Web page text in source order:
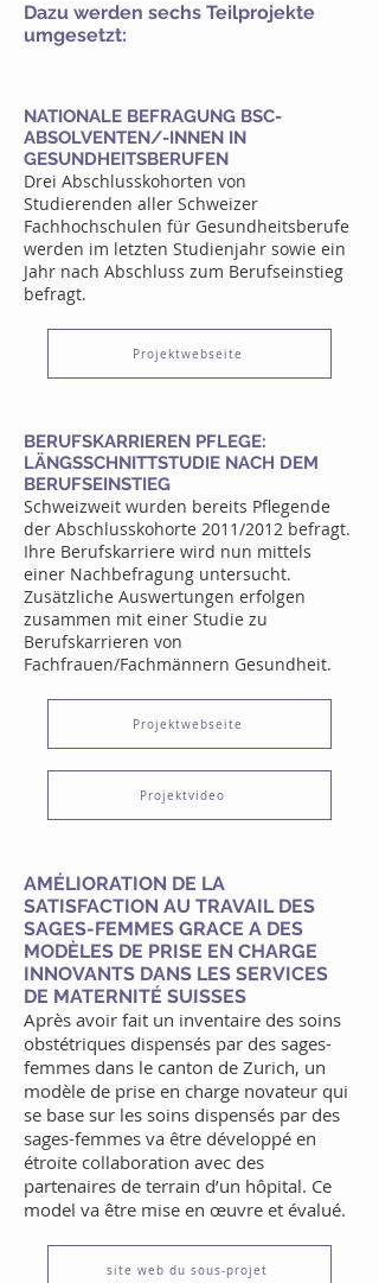
Dazu werden sechs Teilprojekte
umgesetzt:
NATIONALE BEFRAGUNG BSC-
ABSOLVENTEN/-INNEN IN
GESUNDHEITSBERUFEN
Drei Abschlusskohorten von
Studierenden aller Schweizer
Fachhochschulen für Gesundheitsberufe
werden im letzten Studienjahr sowie ein
Jahr nach Abschluss zum Berufseinstieg
befragt.
Projektwebseite
BERUFSKARRIEREN PFLEGE:
LÄNGSSCHNITTSTUDIE NACH DEM
BERUFSEINSTIEG
Schweizweit wurden bereits Pflegende
der Abschlusskohorte 2011/2012 befragt.
Ihre Berufskarriere wird nun mittels
einer Nachbefragung untersucht.
Zusätzliche Auswertungen erfolgen
zusammen mit einer Studie zu
Berufskarrieren von
Fachfrauen/Fachmännern Gesundheit.
Projektwebseite
Projektvideo
AMÉLIORATION DE LA
SATISFACTION AU TRAVAIL DES
SAGES-FEMMES GRACE A DES
MODÈLES DE PRISE EN CHARGE
INNOVANTS DANS LES SERVICES
DE MATERNITÉ SUISSES
Après avoir fait un inventaire des soins
obstétriques dispensés par des sages-
femmes dans le canton de Zurich, un
modèle de prise en charge novateur qui
se base sur les soins dispensés par des
sages-femmes va être développé en
étroite collaboration avec des
partenaires de terrain d’un hôpital. Ce
model va être mise en œuvre et évalué.
site web du sous-projet